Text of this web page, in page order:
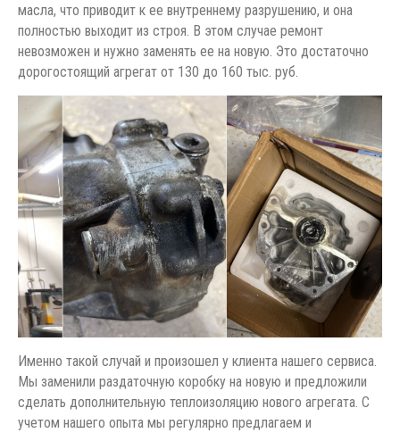
масла, что приводит к ее внутреннему разрушению, и она
полностью выходит из строя. В этом случае ремонт
невозможен и нужно заменять ее на новую. Это достаточно
дорогостоящий агрегат от 130 до 160 тыс. руб.
Именно такой случай и произошел у клиента нашего сервиса.
Мы заменили раздаточную коробку на новую и предложили
сделать дополнительную теплоизоляцию нового агрегата. С
учетом нашего опыта мы регулярно предлагаем и